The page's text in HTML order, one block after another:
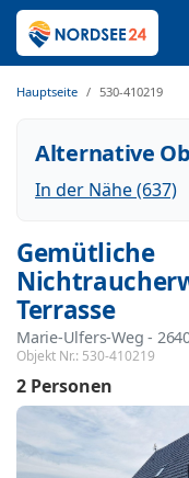
Hauptseite 530-410219
Alternative
In der Nähe (637)
Gemütliche
Terrasse
Marie-Ulfers-Weg -
Objekt Nr.: 530-410219
2 Personen